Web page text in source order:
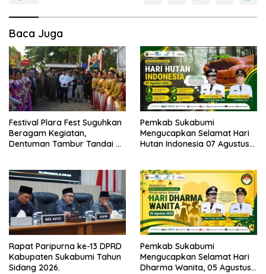
Baca Juga
Festival Plara Fest Suguhkan
Beragam Kegiatan,
Dentuman Tambur Tandai di
Pemkab Sukabumi
Mengucapkan Selamat Hari
Hutan Indonesia 07 Agustus
Rapat Paripurna ke-13 DPRD
Kabupaten Sukabumi Tahun
Sidang 2026.
Pemkab Sukabumi
Mengucapkan Selamat Hari
Dharma Wanita, 05 Agustus